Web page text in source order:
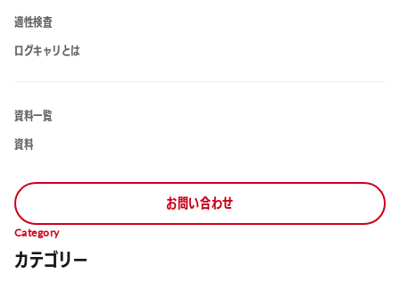
適性検査
ログキャリとは
資料一覧
資料
お問い合わせ
Category
カテゴリー